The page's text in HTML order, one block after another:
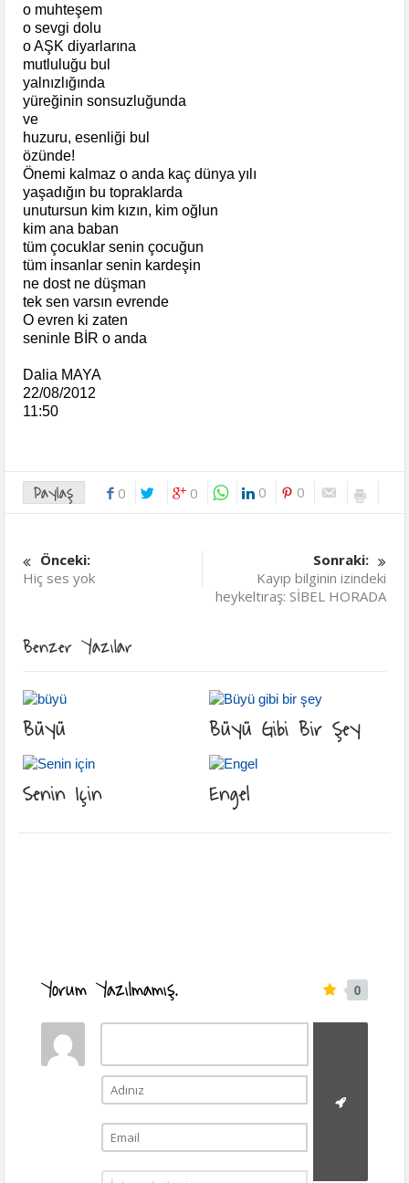
o muhteşem
o sevgi dolu
o AŞK diyarlarına
mutluluğu bul
yalnızlığında
yüreğinin sonsuzluğunda
ve
huzuru, esenliği bul
özünde!
Önemi kalmaz o anda kaç dünya yılı
yaşadığın bu topraklarda
unutursun kim kızın, kim oğlun
kim ana baban
tüm çocuklar senin çocuğun
tüm insanlar senin kardeşin
ne dost ne düşman
tek sen varsın evrende
O evren ki zaten
seninle BİR o anda
Dalia MAYA
22/08/2012
11:50
Paylaş 0 0 0 0
Önceki:
Hiç ses yok
Sonraki:
Kayıp bilginin izindeki
heykeltıraş: SİBEL HORADA
Benzer Yazılar
Büyü Büyü Gibi Bir Şey
Senin Için Engel
Yorum Yazılmamış. 0